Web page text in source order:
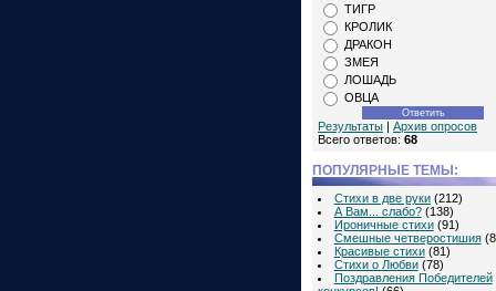
ТИГР
КРОЛИК
ДРАКОН
ЗМЕЯ
ЛОШАДЬ
ОВЦА
Результаты | Архив опросов
Всего ответов: 68
ПОПУЛЯРНЫЕ ТЕМЫ:
Стихи в две руки (212)
А Вам... слабо? (138)
Ироничные стихи (91)
Смешные четверостишия
Красивые стихи (81)
Стихи о Любви (78)
Поздравления Победителей